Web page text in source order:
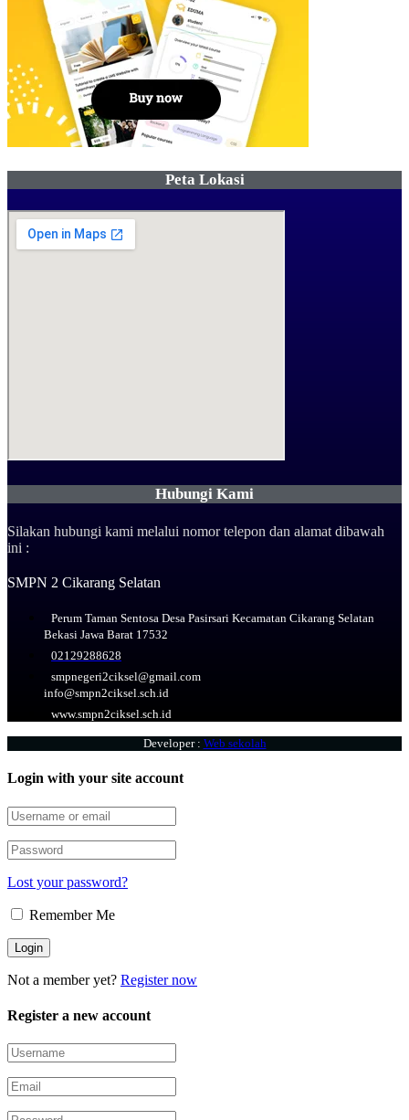
Peta Lokasi
Hubungi Kami
Silakan hubungi kami melalui nomor telepon dan alamat dibawah
ini :
SMPN 2 Cikarang Selatan
Perum Taman Sentosa Desa Pasirsari Kecamatan Cikarang Selatan
Bekasi Jawa Barat 17532
02129288628
smpnegeri2ciksel@gmail.com
info@smpn2ciksel.sch.id
www.smpn2ciksel.sch.id
Developer : Web sekolah
Login with your site account
Lost your password?
Remember Me
Not a member yet? Register now
Register a new account